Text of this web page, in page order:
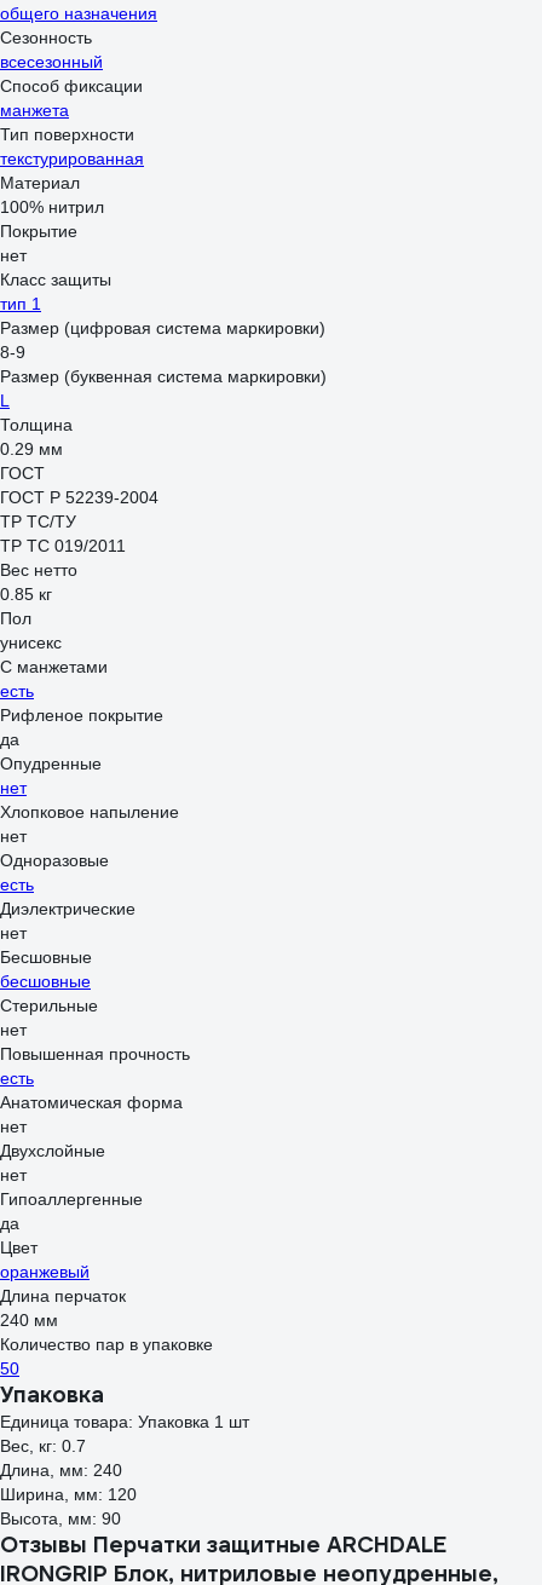
общего назначения
Сезонность
всесезонный
Способ фиксации
манжета
Тип поверхности
текстурированная
Материал
100% нитрил
Покрытие
нет
Класс защиты
тип 1
Размер (цифровая система маркировки)
8-9
Размер (буквенная система маркировки)
L
Толщина
0.29 мм
ГОСТ
ГОСТ Р 52239-2004
ТР ТС/ТУ
ТР ТС 019/2011
Вес нетто
0.85 кг
Пол
унисекс
С манжетами
есть
Рифленое покрытие
да
Опудренные
нет
Хлопковое напыление
нет
Одноразовые
есть
Диэлектрические
нет
Бесшовные
бесшовные
Стерильные
нет
Повышенная прочность
есть
Анатомическая форма
нет
Двухслойные
нет
Гипоаллергенные
да
Цвет
оранжевый
Длина перчаток
240 мм
Количество пар в упаковке
50
Упаковка
Единица товара: Упаковка 1 шт
Вес, кг: 0.7
Длина, мм: 240
Ширина, мм: 120
Высота, мм: 90
Отзывы Перчатки защитные ARCHDALE
IRONGRIP Блок, нитриловые неопудренные,